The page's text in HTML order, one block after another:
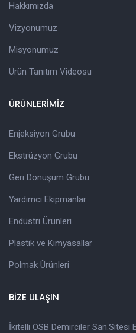
Hakkımızda
Vizyonumuz
Misyonumuz
Ürün Tanıtım Videosu
ÜRÜNLERİMİZ
Enjeksiyon Grubu
Ekstrüzyon Grubu
Geri Dönüşüm Grubu
Yardımcı Ekipmanlar
Endüstri Ürünleri
Plastik ve Kimyasallar
Polmak Ürünleri
BİZE ULAŞIN
İkitelli OSB Demirciler San.Sitesi